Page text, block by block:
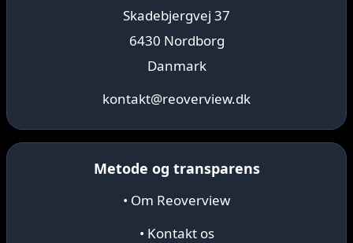
Skadebjergvej 37
6430 Nordborg
Danmark
kontakt@reoverview.dk
Metode og transparens
• Om Reoverview
• Kontakt os